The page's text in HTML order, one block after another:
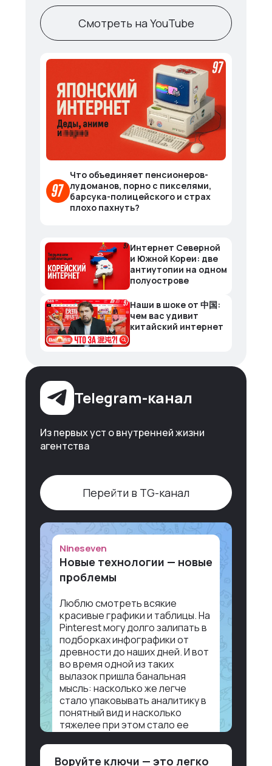
Смотреть на YouTube
Что объединяет пенсионеров-
лудоманов, порно с пикселями,
барсука-полицейского и страх
плохо пахнуть?
Интернет Северной
и Южной Кореи: две
антиутопии на одном
полуострове
Наши в шоке от 中国:
чем вас удивит
китайский интернет
Telegram-канал
Из первых уст о внутренней жизни
агентства
Перейти в TG-канал
Nineseven
Новые технологии — новые
проблемы
Люблю смотреть всякие
красивые графики и таблицы. На
Pinterest могу долго залипать в
подборках инфографики от
древности до наших дней. И вот
во время одной из таких
вылазок пришла банальная
мысль: насколько же легче
стало упаковывать аналитику в
понятный вид и насколько
тяжелее при этом стало ее
Объясню в разрезе нашей
Воруйте ключи — это легко